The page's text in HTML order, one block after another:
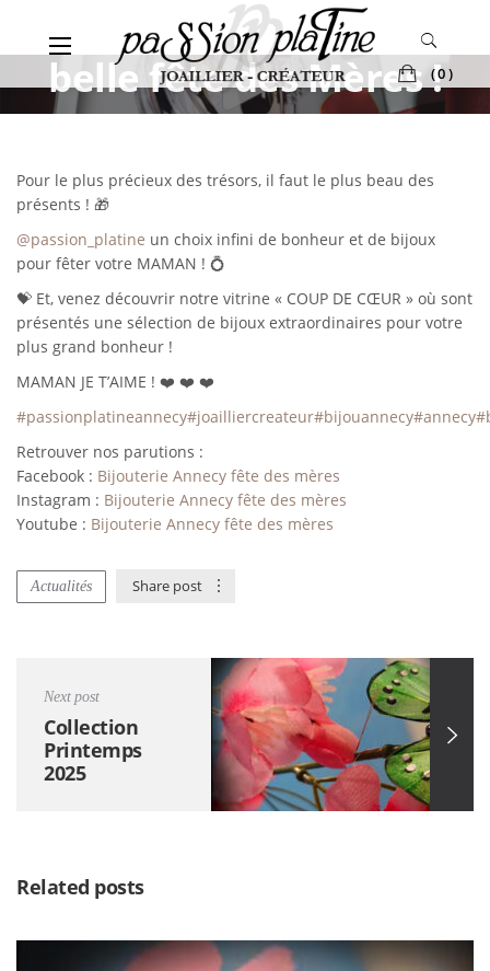
content
(0)
belle fête des Mères !
Pour le plus précieux des trésors, il faut le plus beau des
présents ! 🎁
@passion_platine un choix infini de bonheur et de bijoux
pour fêter votre MAMAN ! 💍
💝 Et, venez découvrir notre vitrine « COUP DE CŒUR » où sont
présentés une sélection de bijoux extraordinaires pour votre
plus grand bonheur !
MAMAN JE T’AIME ! ❤️ ❤️ ❤️
#passionplatineannecy#joailliercreateur#bijouannecy#annecy
Retrouver nos parutions :
Facebook : Bijouterie Annecy fête des mères
Instagram : Bijouterie Annecy fête des mères
Youtube : Bijouterie Annecy fête des mères
Actualités Share post
Next post
Collection
Printemps
2025
Related posts